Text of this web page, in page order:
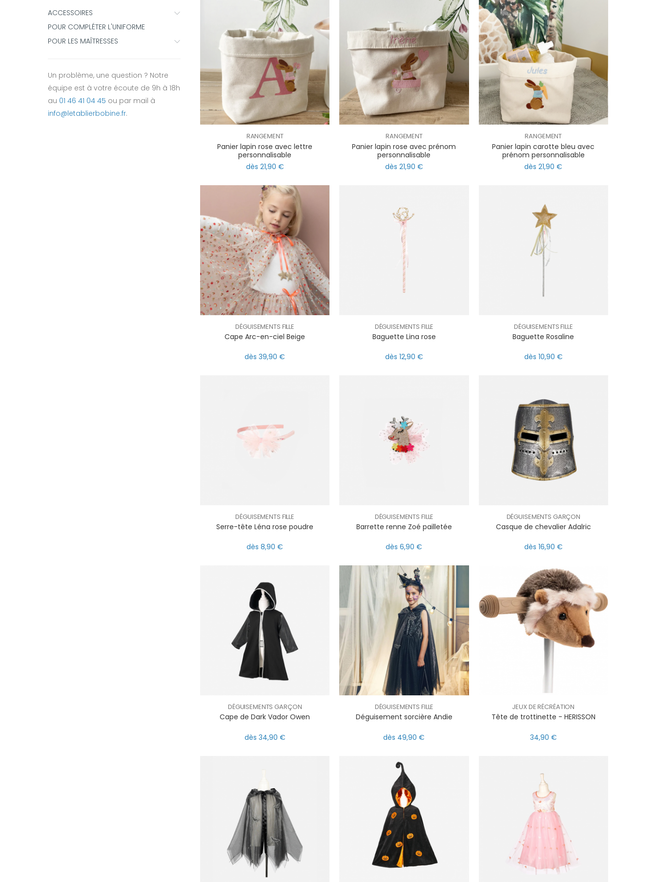
ACCESSOIRES
POUR COMPLÉTER L'UNIFORME
POUR LES MAÎTRESSES
Un problème, une question ? Notre
équipe est à votre écoute de 9h à 18h
au 01 46 41 04 45 ou par mail à
info@letablierbobine.fr.
RANGEMENT
Panier lapin rose avec lettre
personnalisable
dès 21,90 €
RANGEMENT
Panier lapin rose avec prénom
personnalisable
dès 21,90 €
RANGEMENT
Panier lapin carotte bleu avec
prénom personnalisable
dès 21,90 €
DÉGUISEMENTS FILLE
Cape Arc-en-ciel Beige
dès 39,90 €
DÉGUISEMENTS FILLE
Baguette Lina rose
dès 12,90 €
DÉGUISEMENTS FILLE
Baguette Rosaline
dès 10,90 €
DÉGUISEMENTS FILLE
Serre-tête Léna rose poudre
dès 8,90 €
DÉGUISEMENTS FILLE
Barrette renne Zoé pailletée
dès 6,90 €
DÉGUISEMENTS GARÇON
Casque de chevalier Adalric
dès 16,90 €
DÉGUISEMENTS GARÇON
Cape de Dark Vador Owen
dès 34,90 €
DÉGUISEMENTS FILLE
Déguisement sorcière Andie
dès 49,90 €
JEUX DE RÉCRÉATION
Tête de trottinette - HERISSON
34,90 €